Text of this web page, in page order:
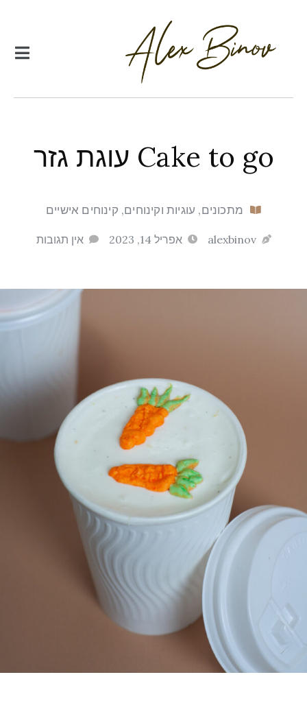
Cake to go עוגת גזר
מתכונים, עוגיות וקינוחים, קינוחים אישיים
alexbinov אפריל 14, 2023 אין תגובות